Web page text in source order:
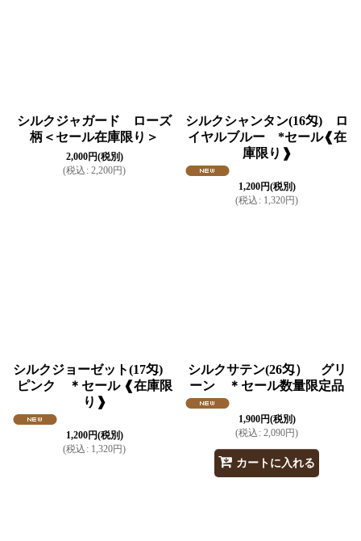
シルクジャガード ローズ
柄＜セール在庫限り＞
2,000円(税別)
(税込 : 2,200円)
シルクシャンタン(16匁) ロ
イヤルブルー *セール❰在
庫限り❱
1,200円(税別)
(税込 : 1,320円)
シルクジョーゼット(17匁)
ピンク ＊セール ❰在庫限
り❱
1,200円(税別)
(税込 : 1,320円)
シルクサテン(26匁） グリ
ーン ＊セール数量限定品
1,900円(税別)
(税込 : 2,090円)
カートに入れる